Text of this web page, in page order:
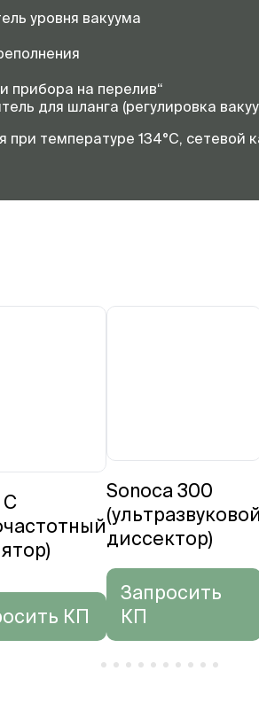
уровня вакуума
прибора на перелив“
для шланга (регулировка
температуре 134°C, сетевой
КП
Sonoca 300
(ультразвуковой
диссектор)
Запросить
КП